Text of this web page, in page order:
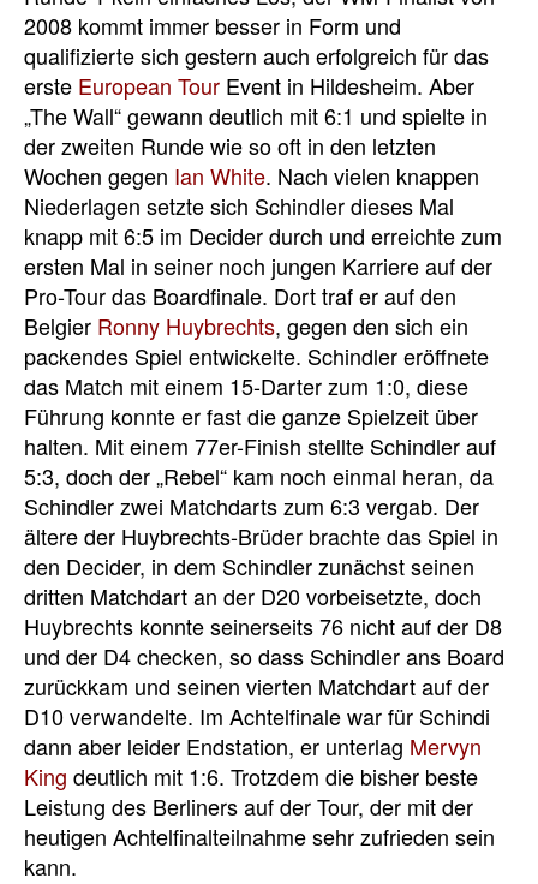
2008 kommt immer besser in Form und
qualifizierte sich gestern auch erfolgreich für das
erste European Tour Event in Hildesheim. Aber
„The Wall“ gewann deutlich mit 6:1 und spielte in
der zweiten Runde wie so oft in den letzten
Wochen gegen Ian White. Nach vielen knappen
Niederlagen setzte sich Schindler dieses Mal
knapp mit 6:5 im Decider durch und erreichte zum
ersten Mal in seiner noch jungen Karriere auf der
Pro-Tour das Boardfinale. Dort traf er auf den
Belgier Ronny Huybrechts, gegen den sich ein
packendes Spiel entwickelte. Schindler eröffnete
das Match mit einem 15-Darter zum 1:0, diese
Führung konnte er fast die ganze Spielzeit über
halten. Mit einem 77er-Finish stellte Schindler auf
5:3, doch der „Rebel“ kam noch einmal heran, da
Schindler zwei Matchdarts zum 6:3 vergab. Der
ältere der Huybrechts-Brüder brachte das Spiel in
den Decider, in dem Schindler zunächst seinen
dritten Matchdart an der D20 vorbeisetzte, doch
Huybrechts konnte seinerseits 76 nicht auf der D8
und der D4 checken, so dass Schindler ans Board
zurückkam und seinen vierten Matchdart auf der
D10 verwandelte. Im Achtelfinale war für Schindi
dann aber leider Endstation, er unterlag Mervyn
King deutlich mit 1:6. Trotzdem die bisher beste
Leistung des Berliners auf der Tour, der mit der
heutigen Achtelfinalteilnahme sehr zufrieden sein
kann.